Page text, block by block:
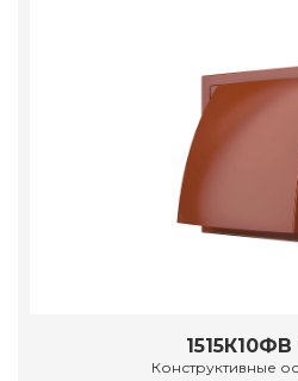
Конструктивные